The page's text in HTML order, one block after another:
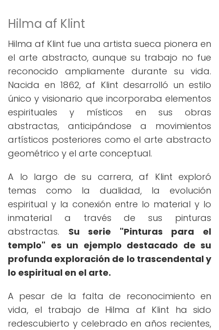
Hilma af Klint
Hilma af Klint fue una artista sueca pionera en
el arte abstracto, aunque su trabajo no fue
reconocido ampliamente durante su vida.
Nacida en 1862, af Klint desarrolló un estilo
único y visionario que incorporaba elementos
espirituales y místicos en sus obras
abstractas, anticipándose a movimientos
artísticos posteriores como el arte abstracto
geométrico y el arte conceptual.
A lo largo de su carrera, af Klint exploró
temas como la dualidad, la evolución
espiritual y la conexión entre lo material y lo
inmaterial a través de sus pinturas
abstractas. Su serie "Pinturas para el
templo" es un ejemplo destacado de su
profunda exploración de lo trascendental y
lo espiritual en el arte.
A pesar de la falta de reconocimiento en
vida, el trabajo de Hilma af Klint ha sido
redescubierto y celebrado en años recientes,